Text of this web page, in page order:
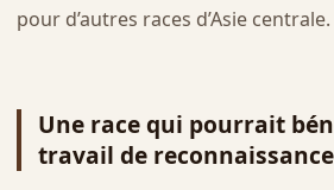
pour d’autres races d’Asie centrale.
Une race qui pourrait
travail de reconnaissance